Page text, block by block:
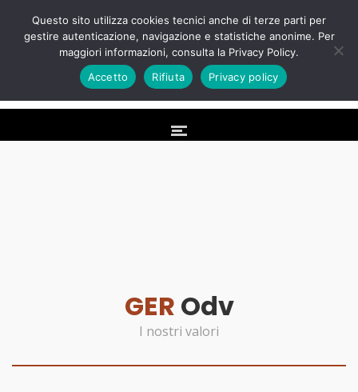
GER Odv
I nostri valori
Questo sito utilizza cookies tecnici anche di terze parti per
gestire autenticazione, navigazione e statistiche anonime. Per
maggiori informazioni, consulta la Privacy Policy.
Accetto
Rifiuta Privacy policy